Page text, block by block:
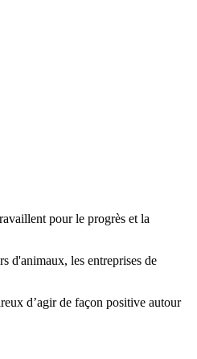
pour le progrès et la
d'animaux, les entreprises de
d’agir de façon positive autour